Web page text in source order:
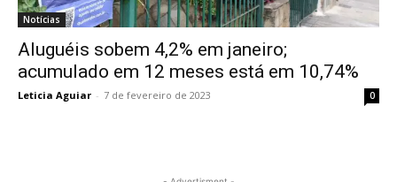
Notícias
Aluguéis sobem 4,2% em janeiro;
acumulado em 12 meses está em 10,74%
Leticia Aguiar - 7 de fevereiro de 2023 0